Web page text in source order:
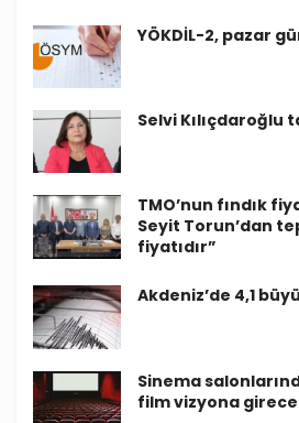
YÖKDİL-2, pazar
Selvi Kılıçdaroğlu
TMO’nun fındık
Seyit Torun’dan
fiyatıdır”
Akdeniz’de 4,1
Sinema
film vizyona